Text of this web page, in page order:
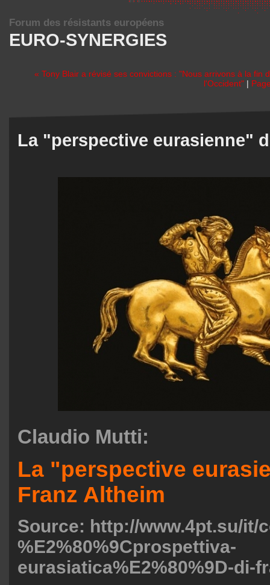
EURO-SYNERGIES
Forum des résistants européens
« Tony Blair a révisé ses convictions : "Nous arrivons à la fin
l'Occident" |
La "perspective eurasienne"
Claudio Mutti:
La "perspective
Franz Altheim
Source: http://www.4pt.su/it/
%E2%80%9Cprospettiva-
eurasiatica%E2%80%9D-di-